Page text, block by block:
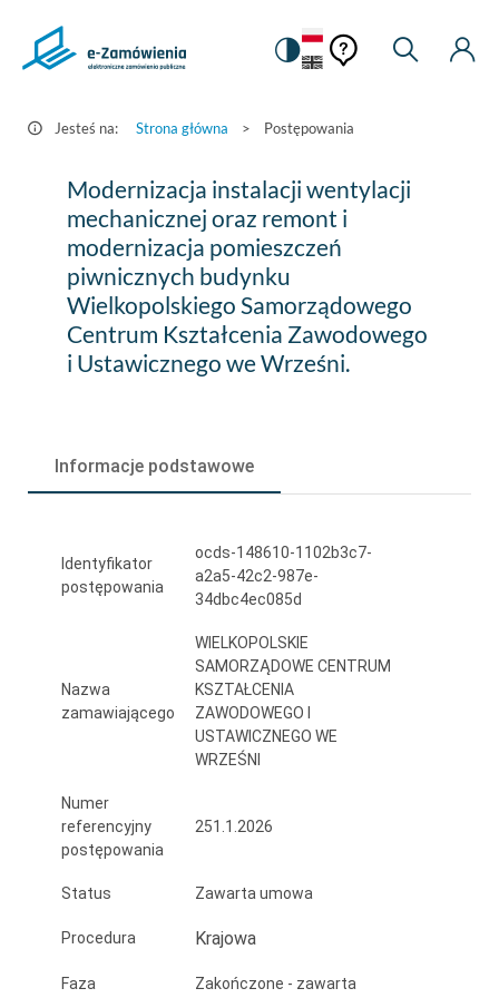
Postępowania
Zamówienia.gov.pl
Zmiana
na
kontrastową
Pomoc
kontekstowa
Pomoc
Moje
Jesteś na: Strona główna > Postępowania
Modernizacja
instalacji
wentylacji
mechanicznej
oraz
remont
pomieszczeń
budynku
Wielkopolskiego
Samorządowego
Centrum
Kształcenia
Zawodowego
Ustawicznego
we
Modernizacja instalacji wentylacji
mechanicznej oraz remont i
modernizacja pomieszczeń
piwnicznych budynku
Wielkopolskiego Samorządowego
Centrum Kształcenia Zawodowego
i Ustawicznego we Wrześni.
Informacje podstawowe
Identyfikator
postępowania
ocds-148610-1102b3c7-
a2a5-42c2-987e-
34dbc4ec085d
Nazwa
zamawiającego
WIELKOPOLSKIE
SAMORZĄDOWE CENTRUM
KSZTAŁCENIA
ZAWODOWEGO I
USTAWICZNEGO WE
WRZEŚNI
Numer
referencyjny
postępowania
251.1.2026
Status Zawarta umowa
Procedura Krajowa
Faza Zakończone - zawarta